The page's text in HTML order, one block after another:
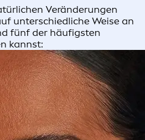
Veränderungen
unterschiedliche Weise an
fünf der häufigsten
kannst: